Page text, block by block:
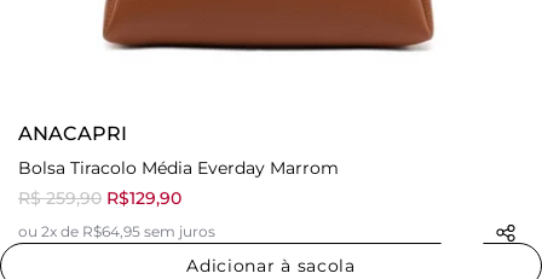
ANACAPRI
Bolsa Tiracolo Média Everday Marrom
R$ 259,90 R$129,90
ou 2x de R$64,95 sem juros
Adicionar à sacola